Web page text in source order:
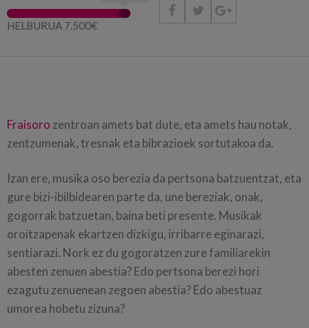
HELBURUA 7.500€
  
Fraisoro zentroan amets bat dute, eta amets hau notak,
zentzumenak, tresnak eta bibrazioek sortutakoa da.
Izan ere, musika oso berezia da pertsona batzuentzat, eta
gure bizi-ibilbidearen parte da, une bereziak, onak,
gogorrak batzuetan, baina beti presente. Musikak
oroitzapenak ekartzen dizkigu, irribarre eginarazi,
sentiarazi. Nork ez du gogoratzen zure familiarekin
abesten zenuen abestia? Edo pertsona berezi hori
ezagutu zenuenean zegoen abestia? Edo abestuaz
umorea hobetu zizuna?